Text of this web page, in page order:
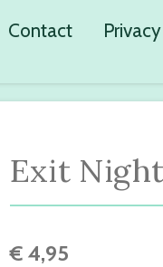
Contact Privacy
Exit
€ 4,95